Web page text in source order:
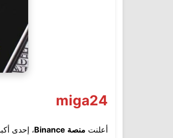
miga24
أعلنت منصة Binance ، إحدى